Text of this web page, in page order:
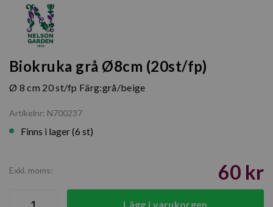
Biokruka grå Ø8cm (20st/fp)
Ø 8 cm 20 st/fp Färg:grå/beige
Artikelnr: N700237
Finns i lager (6 st)
Exkl. moms: 60 kr
Lägg i varukorgen